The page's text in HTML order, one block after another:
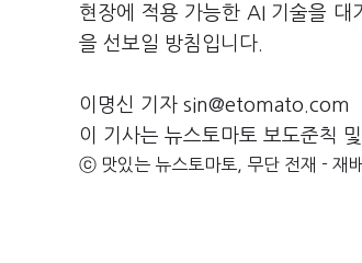
현장에 적용 가능한 AI 기술을 대
을 선보일 방침입니다.
이명신 기자 sin@etomato.com
이 기사는 뉴스토마토 보도준칙
ⓒ 맛있는 뉴스토마토, 무단 전재 - 재